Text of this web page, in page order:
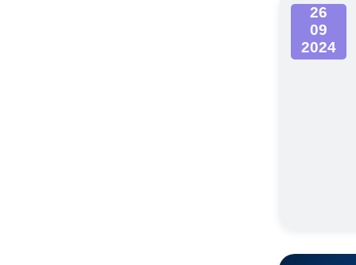
26
09
2024